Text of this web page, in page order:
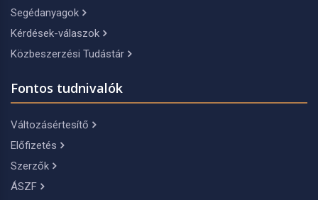
Segédanyagok
Kérdések-válaszok
Közbeszerzési Tudástár
Fontos tudnivalók
Változásértesítő
Előfizetés
Szerzők
ÁSZF